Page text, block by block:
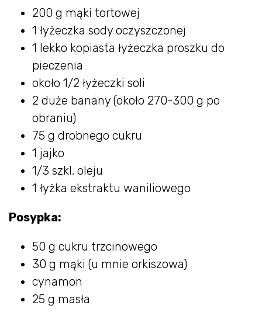
200 g mąki tortowej
1 łyżeczka sody oczyszczonej
1 lekko kopiasta łyżeczka proszku do
pieczenia
około 1/2 łyżeczki soli
2 duże banany (około 270-300 g po
obraniu)
75 g drobnego cukru
1 jajko
1/3 szkl. oleju
1 łyżka ekstraktu waniliowego
Posypka:
50 g cukru trzcinowego
30 g mąki (u mnie orkiszowa)
cynamon
25 g masła